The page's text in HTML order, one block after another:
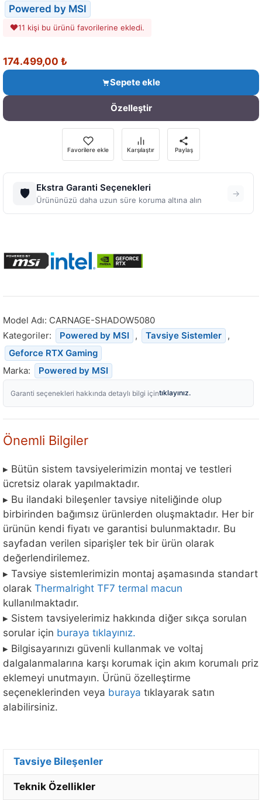
Powered by MSI
11 kişi bu ürünü favorilerine ekledi.
174.499,00 ₺
Sepete ekle
Özelleştir
Favorilere ekle Karşılaştır Paylaş
🛡️ Ekstra Garanti Seçenekleri
Ürününüzü daha uzun süre koruma altına alın
→
Model Adı: CARNAGE-SHADOW5080
Kategoriler:
Powered by MSI , Tavsiye Sistemler ,
Geforce RTX Gaming
Marka:
Powered by MSI
Garanti seçenekleri hakkında detaylı bilgi içintıklayınız.
Önemli Bilgiler
▸ Bütün sistem tavsiyelerimizin montaj ve testleri
ücretsiz olarak yapılmaktadır.
▸ Bu ilandaki bileşenler tavsiye niteliğinde olup
birbirinden bağımsız ürünlerden oluşmaktadır. Her bir
ürünün kendi fiyatı ve garantisi bulunmaktadır. Bu
sayfadan verilen siparişler tek bir ürün olarak
değerlendirilemez.
▸ Tavsiye sistemlerimizin montaj aşamasında standart
olarak Thermalright TF7 termal macun
kullanılmaktadır.
▸ Sistem tavsiyelerimiz hakkında diğer sıkça sorulan
sorular için buraya tıklayınız.
▸ Bilgisayarınızı güvenli kullanmak ve voltaj
dalgalanmalarına karşı korumak için akım korumalı priz
eklemeyi unutmayın. Ürünü özelleştirme
seçeneklerinden veya buraya tıklayarak satın
alabilirsiniz.
Tavsiye Bileşenler
Teknik Özellikler